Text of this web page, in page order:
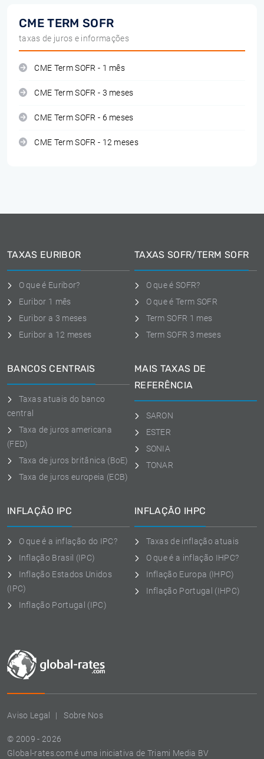
CME TERM SOFR
taxas de juros e informações
CME Term SOFR - 1 mês
CME Term SOFR - 3 meses
CME Term SOFR - 6 meses
CME Term SOFR - 12 meses
Aviso Legal Sobre Nos
© 2009 - 2026
Global-rates.com é uma iniciativa de Triami Media BV
TAXAS EURIBOR
O que é Euribor?
Euribor 1 mês
Euribor a 3 meses
Euribor a 12 meses
TAXAS SOFR/TERM SOFR
O que é SOFR?
O que é Term SOFR
Term SOFR 1 mes
Term SOFR 3 meses
BANCOS CENTRAIS
Taxas atuais do banco
central
Taxa de juros americana
(FED)
Taxa de juros britânica (BoE)
Taxa de juros europeia (ECB)
MAIS TAXAS DE
REFERÊNCIA
SARON
ESTER
SONIA
TONAR
INFLAÇÃO IPC
O que é a inflação do IPC?
Inflação Brasil (IPC)
Inflação Estados Unidos
(IPC)
Inflação Portugal (IPC)
INFLAÇÃO IHPC
Taxas de inflação atuais
O que é a inflação IHPC?
Inflação Europa (IHPC)
Inflação Portugal (IHPC)